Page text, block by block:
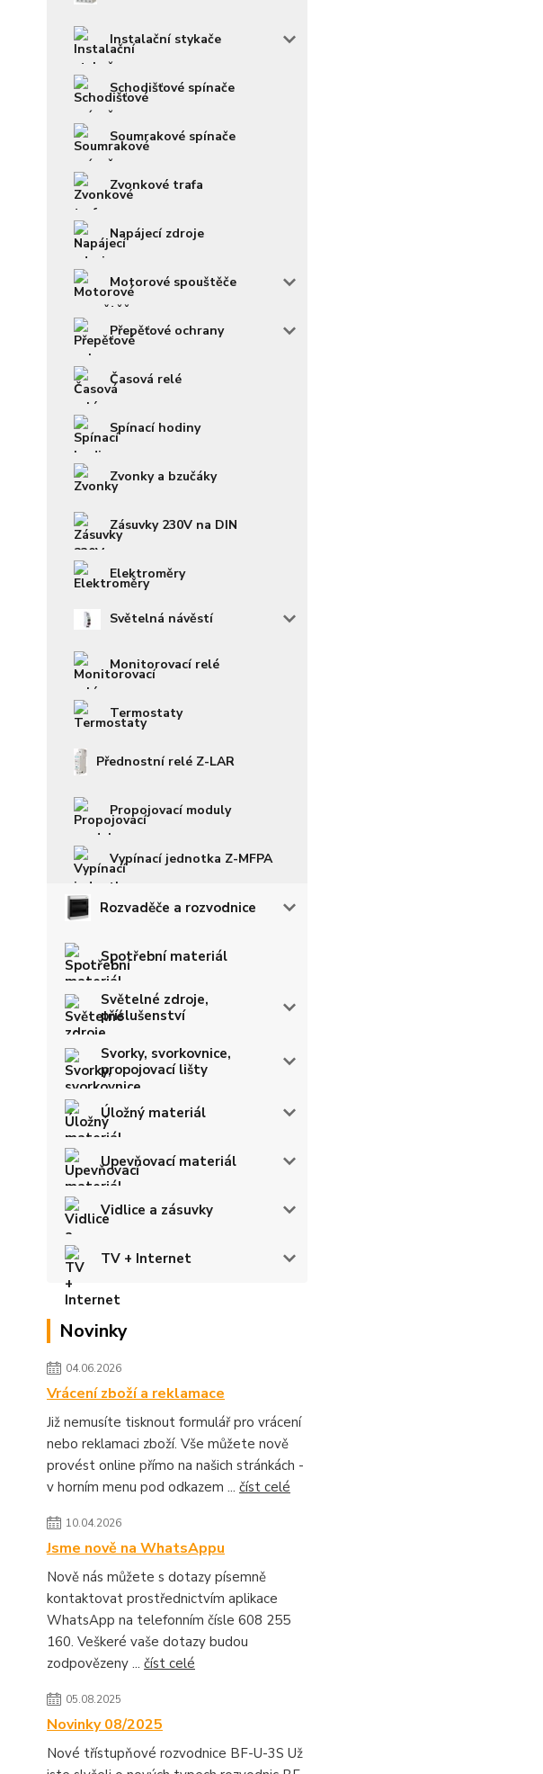
Instalační stykače
Schodišťové spínače
Soumrakové spínače
Zvonkové trafa
Napájecí zdroje
Motorové spouštěče
Přepěťové ochrany
Časová relé
Spínací hodiny
Zvonky a bzučáky
Zásuvky 230V na DIN
Elektroměry
Světelná návěstí
Monitorovací relé
Termostaty
Přednostní relé Z-LAR
Propojovací moduly
Vypínací jednotka Z-MFPA
Rozvaděče a rozvodnice
Spotřební materiál
Světelné zdroje,
příslušenství
Svorky, svorkovnice,
propojovací lišty
Úložný materiál
Upevňovací materiál
Vidlice a zásuvky
TV + Internet
Novinky
04.06.2026
Vrácení zboží a reklamace
Již nemusíte tisknout formulář pro vrácení
nebo reklamaci zboží. Vše můžete nově
provést online přímo na našich stránkách -
v horním menu pod odkazem ... číst celé
10.04.2026
Jsme nově na WhatsAppu
Nově nás můžete s dotazy písemně
kontaktovat prostřednictvím aplikace
WhatsApp na telefonním čísle 608 255
160. Veškeré vaše dotazy budou
zodpovězeny ... číst celé
05.08.2025
Novinky 08/2025
Nové třístupňové rozvodnice BF-U-3S Už